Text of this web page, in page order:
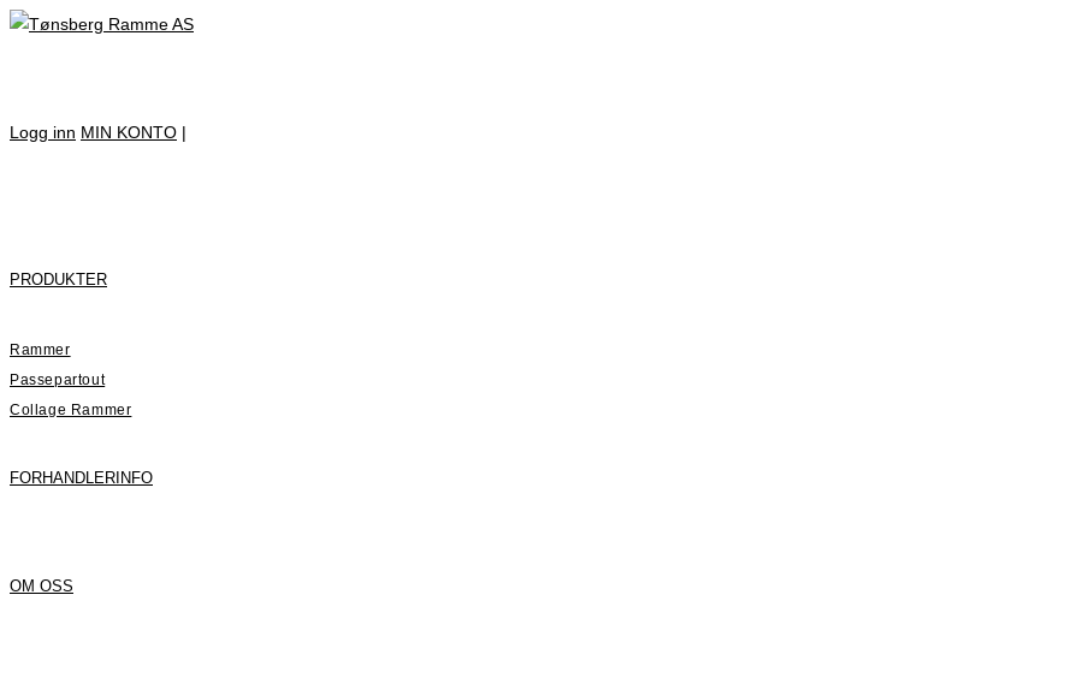
Skip
Logg inn MIN KONTO |
PRODUKTER
Rammer
Passepartout
Collage Rammer
FORHANDLERINFO
OM OSS